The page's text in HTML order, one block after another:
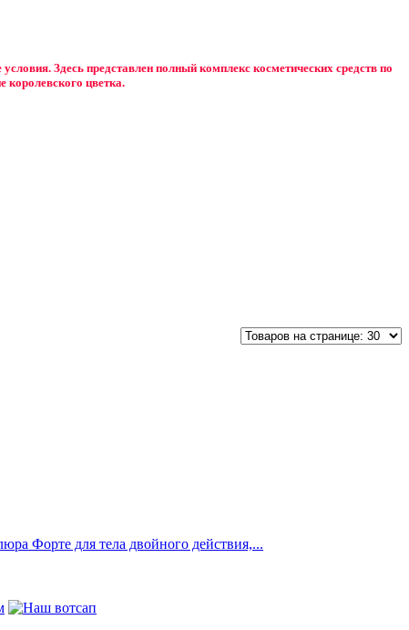
Здесь представлен полный комплекс косметических средств по
королевского цветка.
Форте для тела двойного действия,...